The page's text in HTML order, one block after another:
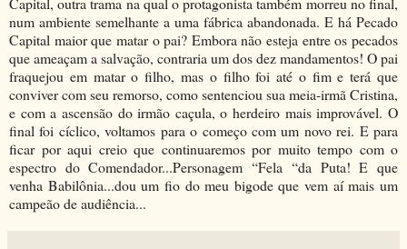
num ambiente semelhante a uma fábrica abandonada. E há Pecado
Capital maior que matar o pai? Embora não esteja entre os pecados
que ameaçam a salvação, contraria um dos dez mandamentos! O pai
fraquejou em matar o filho, mas o filho foi até o fim e terá que
conviver com seu remorso, como sentenciou sua meia-irmã Cristina,
e com a ascensão do irmão caçula, o herdeiro mais improvável. O
final foi cíclico, voltamos para o começo com um novo rei. E para
ficar por aqui creio que continuaremos por muito tempo com o
espectro do Comendador...Personagem “Fela “da Puta! E que
venha Babilônia...dou um fio do meu bigode que vem aí mais um
campeão de audiência...